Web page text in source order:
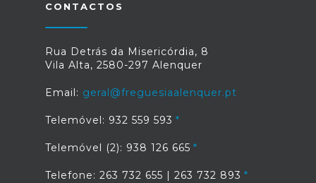
CONTACTOS
Rua Detrás da Misericórdia, 8
Vila Alta, 2580-297 Alenquer
Email: geral@freguesiaalenquer.pt
Telemóvel: 932 559 593
Telemóvel (2): 938 126 665
Telefone: 263 732 655 | 263 732 893